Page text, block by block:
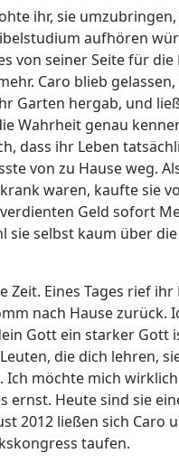
ihr, sie
aufhören
von seiner Seite für die
Caro blieb
Garten hergab, und
Wahrheit genau
dass ihr Leben
von zu Hause weg.
waren, kaufte sie
Geld sofort
sie selbst kaum über
Zeit. Eines Tages rief ihr
nach Hause zurück.
Gott ein starker Gott
die dich lehren,
Ich möchte mich
ernst. Heute sind sie
2012 ließen sich Caro
taufen.